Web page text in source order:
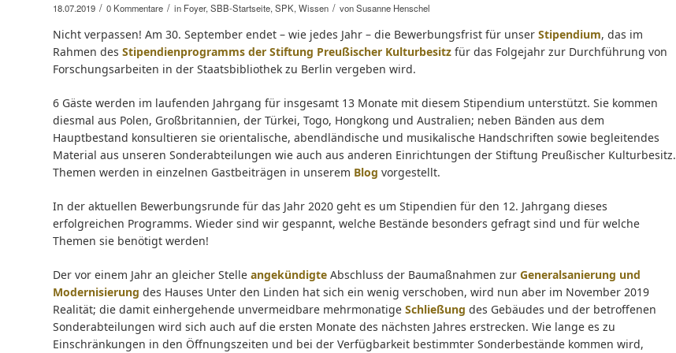
18.07.2019 / 0 Kommentare / in Foyer, SBB-Startseite, SPK, Wissen / vonSusanne Henschel
Nicht verpassen! Am 30. September endet – wie jedes Jahr – die Bewerbungsfrist für unser Stipendium, das im
Rahmen des Stipendienprogramms der Stiftung Preußischer Kulturbesitz für das Folgejahr zur Durchführung von
Forschungsarbeiten in der Staatsbibliothek zu Berlin vergeben wird.
6 Gäste werden im laufenden Jahrgang für insgesamt 13 Monate mit diesem Stipendium unterstützt. Sie kommen
diesmal aus Polen, Großbritannien, der Türkei, Togo, Hongkong und Australien; neben Bänden aus dem
Hauptbestand konsultieren sie orientalische, abendländische und musikalische Handschriften sowie begleitendes
Material aus unseren Sonderabteilungen wie auch aus anderen Einrichtungen der Stiftung Preußischer Kulturbesitz.
Themen werden in einzelnen Gastbeiträgen in unserem Blog vorgestellt.
In der aktuellen Bewerbungsrunde für das Jahr 2020 geht es um Stipendien für den 12. Jahrgang dieses
erfolgreichen Programms. Wieder sind wir gespannt, welche Bestände besonders gefragt sind und für welche
Themen sie benötigt werden!
Der vor einem Jahr an gleicher Stelle angekündigte Abschluss der Baumaßnahmen zur Generalsanierung und
Modernisierung des Hauses Unter den Linden hat sich ein wenig verschoben, wird nun aber im November 2019
Realität; die damit einhergehende unvermeidbare mehrmonatige Schließung des Gebäudes und der betroffenen
Sonderabteilungen wird sich auch auf die ersten Monate des nächsten Jahres erstrecken. Wie lange es zu
Einschränkungen in den Öffnungszeiten und bei der Verfügbarkeit bestimmter Sonderbestände kommen wird,